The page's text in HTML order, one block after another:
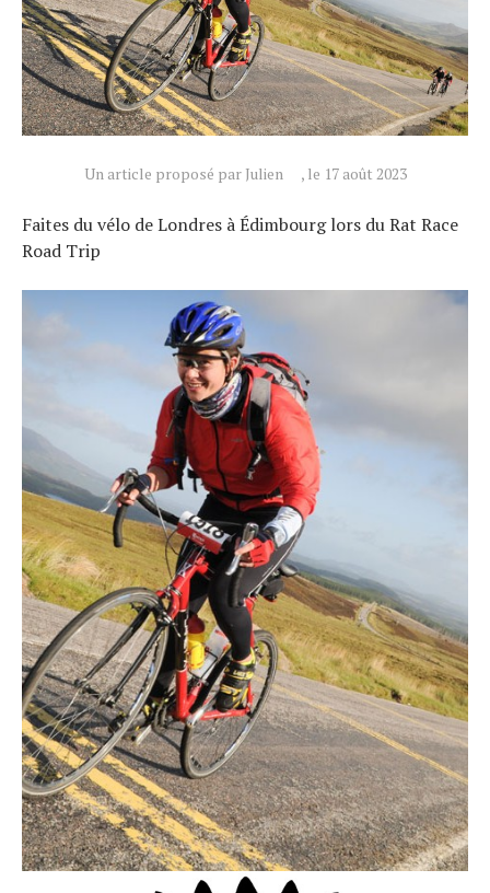
Un article proposé par Julien , le 17 août 2023
Faites du vélo de Londres à Édimbourg lors du Rat Race
Road Trip
Actualités
Technologies
Tests de produits
Conseils
Tendances
Tous nos articles
À propos